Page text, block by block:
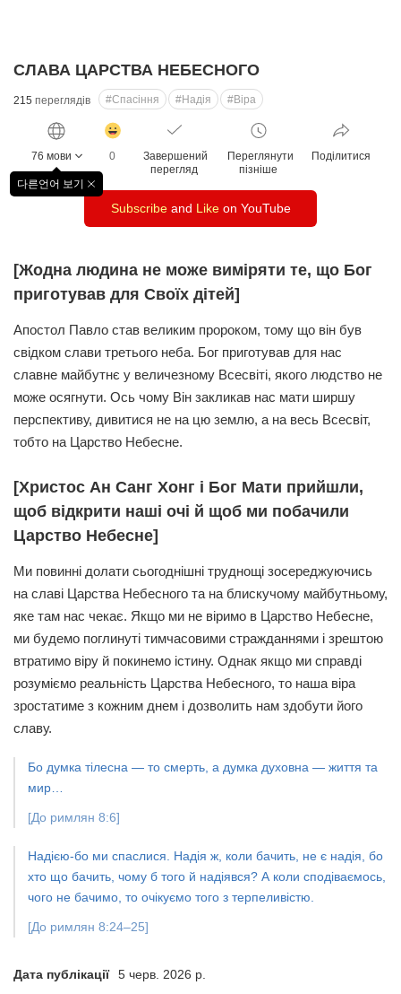
СЛАВА ЦАРСТВА НЕБЕСНОГО
215 переглядів #Спасіння #Надія #Віра
76 мови
다른언어 보기
창
기
감
수
0
Завершений
перегляд
Переглянути
пізніше
Поділитися
Subscribeand Likeon YouTube
[Жодна людина не може виміряти те, що Бог
приготував для Своїх дітей]
Апостол Павло став великим пророком, тому що він був
свідком слави третього неба. Бог приготував для нас
славне майбутнє у величезному Всесвіті, якого людство не
може осягнути. Ось чому Він закликав нас мати ширшу
перспективу, дивитися не на цю землю, а на весь Всесвіт,
тобто на Царство Небесне.
[Христос Ан Санг Хонг і Бог Мати прийшли,
щоб відкрити наші очі й щоб ми побачили
Царство Небесне]
Ми повинні долати сьогоднішні труднощі зосереджуючись
на славі Царства Небесного та на блискучому майбутньому,
яке там нас чекає. Якщо ми не віримо в Царство Небесне,
ми будемо поглинуті тимчасовими стражданнями і зрештою
втратимо віру й покинемо істину. Однак якщо ми справді
розуміємо реальність Царства Небесного, то наша віра
зростатиме з кожним днем і дозволить нам здобути його
славу.
Бо думка тілесна — то смерть, а думка духовна — життя та
мир…
[До римлян 8:6]
Надією-бо ми спаслися. Надія ж, коли бачить, не є надія, бо
хто що бачить, чому б того й надіявся? А коли сподіваємось,
чого не бачимо, то очікуємо того з терпеливістю.
[До римлян 8:24–25]
Дата публікації 5 черв. 2026 р.